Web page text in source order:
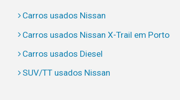
Carros usados Nissan
Carros usados Nissan X-Trail em Porto
Carros usados Diesel
SUV/TT usados Nissan